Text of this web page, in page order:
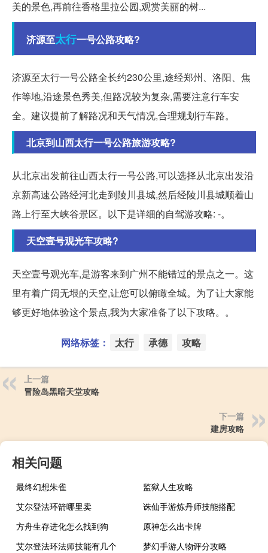
美的景色,再前往香格里拉公园,观赏美丽的树...
济源至太行一号公路攻略?
济源至太行一号公路全长约230公里,途经郑州、洛阳、焦
作等地,沿途景色秀美,但路况较为复杂,需要注意行车安
全。建议提前了解路况和天气情况,合理规划行车路。
北京到山西太行一号公路旅游攻略?
从北京出发前往山西太行一号公路,可以选择从北京出发沿
京新高速公路经河北走到陵川县城,然后经陵川县城顺着山
路上行至大峡谷景区。以下是详细的自驾游攻略: -。
天空壹号观光车攻略?
天空壹号观光车,是游客来到广州不能错过的景点之一。这
里有着广阔无垠的天空,让您可以俯瞰全城。为了让大家能
够更好地体验这个景点,我为大家准备了以下攻略。。
网络标签： 太行 承德 攻略
上一篇
冒险岛黑暗天堂攻略
下一篇
建房攻略
相关问题
最终幻想朱雀
监狱人生攻略
艾尔登法环箭哪里卖
诛仙手游炼丹师技能搭配
方舟生存进化怎么找到狗
原神怎么出卡牌
艾尔登法环法师技能有几个
梦幻手游人物评分攻略